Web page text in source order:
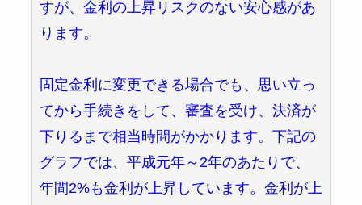
すが、金利の上昇リスクのない安心感があ
ります。
固定金利に変更できる場合でも、思い立っ
てから手続きをして、審査を受け、決済が
下りるまで相当時間がかかります。下記の
グラフでは、平成元年～2年のあたりで、
年間2%も金利が上昇しています。金利が上